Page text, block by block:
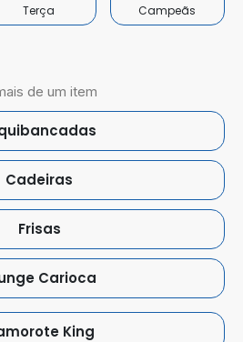
Terça Campeãs
de um item
Cadeiras
Frisas
Carioca
King